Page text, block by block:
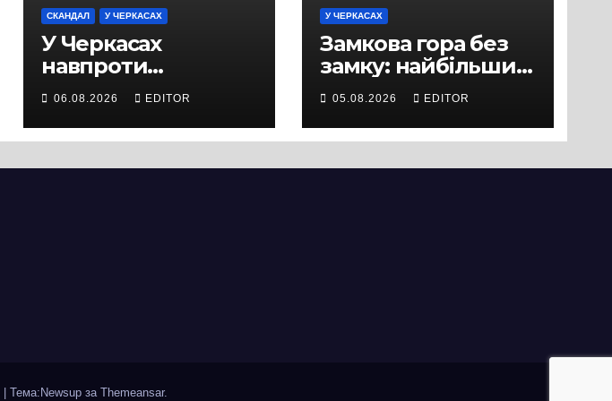
СКАНДАЛ У ЧЕРКАСАХ
У Черкасах
навпроти
будівництва
нового
супермаркету
06.08.2026 EDITOR
У ЧЕРКАСАХ
Замкова гора без
замку: найбільший
історичний міф
Черкас
05.08.2026 EDITOR
| Тема:Newsup за Themeansar.